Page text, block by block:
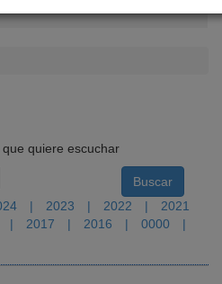
quiere escuchar
| 2023 | 2022 |
2021
| 2017 | 2016 | 0000
|